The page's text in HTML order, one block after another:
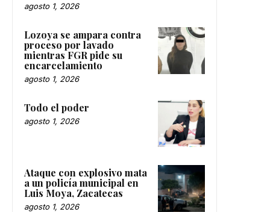
agosto 1, 2026
Lozoya se ampara contra
proceso por lavado
mientras FGR pide su
encarcelamiento
agosto 1, 2026
Todo el poder
agosto 1, 2026
Ataque con explosivo mata
a un policía municipal en
Luis Moya, Zacatecas
agosto 1, 2026